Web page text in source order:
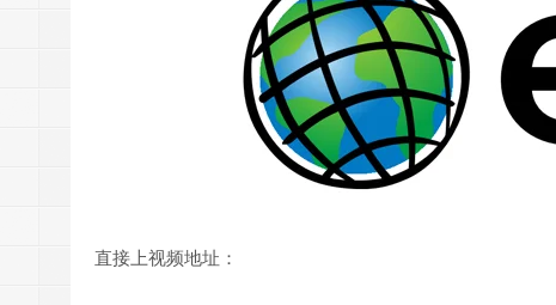
直接上视频地址：